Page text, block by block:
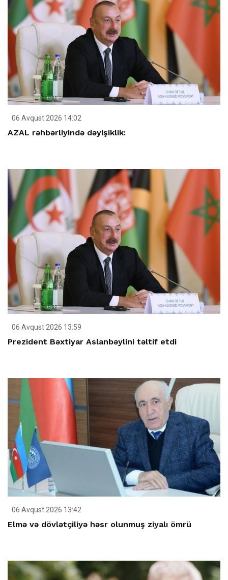
06 Avqust 2026 14:02
AZAL rəhbərliyində dəyişiklik:
06 Avqust 2026 13:59
Prezident Bəxtiyar Aslanbəylini təltif etdi
06 Avqust 2026 13:42
Elmə və dövlətçiliyə həsr olunmuş ziyalı ömrü